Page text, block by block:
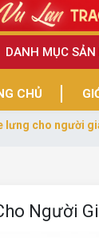
DANH MỤC
CHỦ
lưng cho người
Người